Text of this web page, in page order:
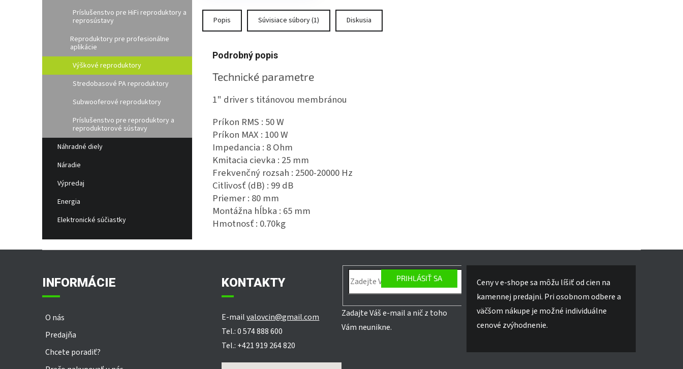
Príslušenstvo pre HiFi reproduktory a
reprosústavy
Reproduktory pre profesionálne
aplikácie
Výškové reproduktory
Stredobasové PA reproduktory
Subwooferové reproduktory
Príslušenstvo pre reproduktory a
reproduktorové sústavy
Náhradné diely
Náradie
Výpredaj
Energia
Elektronické súčiastky
Popis Súvisiace súbory (1) Diskusia
Podrobný popis
Technické parametre
1" driver s titánovou membránou
Príkon RMS : 50 W
Príkon MAX : 100 W
Impedancia : 8 Ohm
Kmitacia cievka : 25 mm
Frekvenčný rozsah : 2500-20000 Hz
Citlivosť (dB) : 99 dB
Priemer : 80 mm
Montážna hĺbka : 65 mm
Hmotnosť : 0.70kg
INFORMÁCIE
O nás
Predajňa
Chcete poradiť?
KONTAKTY
E-mailvalovcin@gmail.com
Tel.: 0 574 888 600
Tel.: +421 919 264 820
PRIHLÁSIŤ SA
Zadajte Váš e-mail a nič z toho
Vám neunikne.
Ceny v e-shope sa môžu líšiť od cien na
kamennej predajni. Pri osobnom odbere a
väčšom nákupe je možné individuálne
cenové zvýhodnenie.